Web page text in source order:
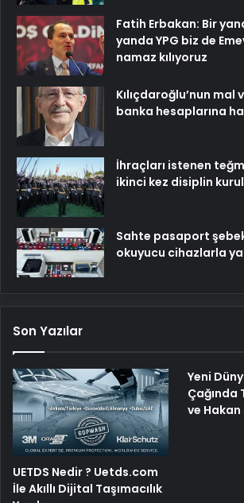
Fatih Erbakan: Bir
yanda YPG biz de
namaz kılıyoruz
Kılıçdaroğlu’nun mal
banka hesaplarına
İhraçları istenen
ikinci kez disiplin
Sahte pasaport
okuyucu cihazlarla
Son Yazılar
UETDS Nedir ? Uetds.com
İle Akıllı Dijital Taşımacılık
Yeni
Çağında
ve